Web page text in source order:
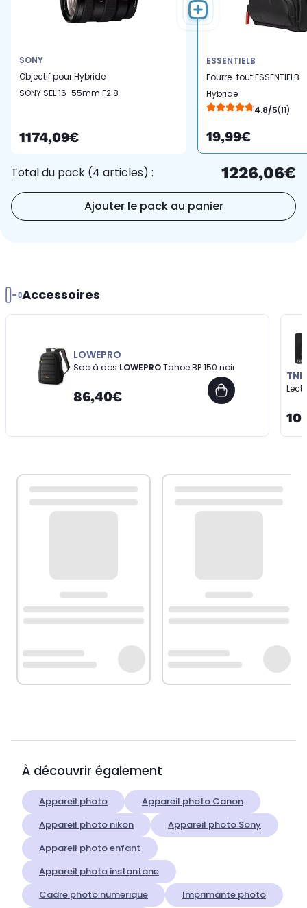
SONY
Objectif pour Hybride
SONY SEL 16-55mm F2.8
1174,09€
ESSENTIELB
Fourre-tout ESSENTIELB
Hybride
4.8/5(11)
19,99€
Total du pack (4 articles) : 1226,06€
Ajouter le pack au panier
Accessoires
LOWEPRO
Sac à dos LOWEPRO Tahoe BP 150 noir
86,40€
TNB
À découvrir également
Appareil photo
Appareil photo Canon
Appareil photo nikon
Appareil photo Sony
Appareil photo enfant
Appareil photo instantane
Cadre photo numerique
Imprimante photo